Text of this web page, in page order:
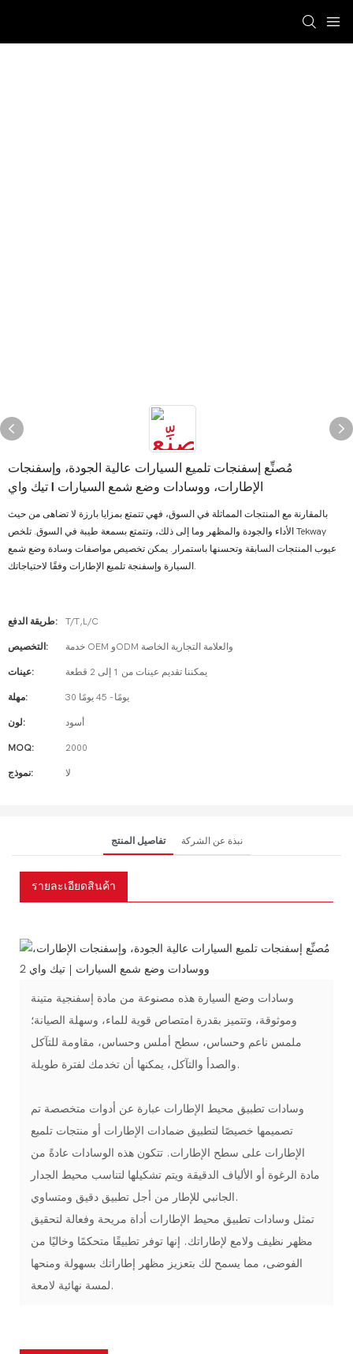
مُصنِّع إسفنجات تلميع السيارات عالية الجودة، وإسفنجات
الإطارات، ووسادات وضع شمع السيارات | تيك واي
بالمقارنة مع المنتجات المماثلة في السوق، فهي تتمتع بمزايا بارزة لا تضاهى من حيث
الأداء والجودة والمظهر وما إلى ذلك، وتتمتع بسمعة طيبة في السوق. تلخص Tekway
عيوب المنتجات السابقة وتحسنها باستمرار. يمكن تخصيص مواصفات وسادة وضع شمع
السيارة وإسفنجة تلميع الإطارات وفقًا لاحتياجاتك.
طريقة الدفع: T/T,L/C
التخصيص: خدمة OEM وODM والعلامة التجارية الخاصة
عينات: يمكننا تقديم عينات من 1 إلى 2 قطعة
مهلة: 30 يومًا - 45 يومًا
لون: أسود
MOQ: 2000
نموذج: لا
تفاصيل المنتج نبذة عن الشركة
รายละเอียดสินค้า
وسادات وضع السيارة هذه مصنوعة من مادة إسفنجية متينة
وموثوقة، وتتميز بقدرة امتصاص قوية للماء، وسهلة الصيانة؛
ملمس ناعم وحساس، سطح أملس وحساس، مقاومة للتآكل
والصدأ والتآكل، يمكنها أن تخدمك لفترة طويلة.
وسادات تطبيق محيط الإطارات عبارة عن أدوات متخصصة تم
تصميمها خصيصًا لتطبيق ضمادات الإطارات أو منتجات تلميع
الإطارات على سطح الإطارات. تتكون هذه الوسادات عادةً من
مادة الرغوة أو الألياف الدقيقة ويتم تشكيلها لتناسب محيط الجدار
الجانبي للإطار من أجل تطبيق دقيق ومتساوي.
تمثل وسادات تطبيق محيط الإطارات أداة مريحة وفعالة لتحقيق
مظهر نظيف ولامع لإطاراتك. إنها توفر تطبيقًا متحكمًا وخاليًا من
الفوضى، مما يسمح لك بتعزيز مظهر إطاراتك بسهولة ومنحها
لمسة نهائية لامعة.